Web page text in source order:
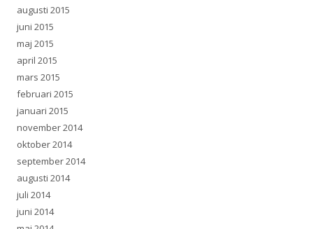
augusti 2015
juni 2015
maj 2015
april 2015
mars 2015
februari 2015
januari 2015
november 2014
oktober 2014
september 2014
augusti 2014
juli 2014
juni 2014